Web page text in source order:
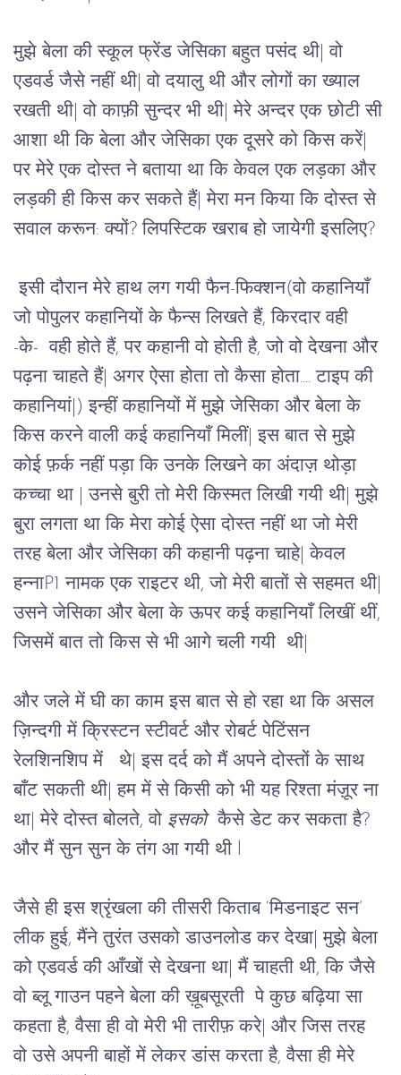
मुझे बेला की स्कूल फ्रेंड जेसिका बहुत पसंद थी| वो
एडवर्ड जैसे नहीं थी| वो दयालु थी और लोगों का ख्याल
रखती थी| वो काफ़ी सुन्दर भी थी| मेरे अन्दर एक छोटी सी
आशा थी कि बेला और जेसिका एक दूसरे को किस करें|
पर मेरे एक दोस्त ने बताया था कि केवल एक लड़का और
लड़की ही किस कर सकते हैं| मेरा मन किया कि दोस्त से
सवाल करून: क्यों? लिपस्टिक खराब हो जायेगी इसलिए?
इसी दौरान मेरे हाथ लग गयी फैन-फिक्शन(वो कहानियाँ
जो पोपुलर कहानियों के फैन्स लिखते हैं, किरदार वही
-के-  वही होते हैं, पर कहानी वो होती है, जो वो देखना और
पढ़ना चाहते हैं| अगर ऐसा होता तो कैसा होता.... टाइप की
कहानियां|) इन्हीं कहानियों में मुझे जेसिका और बेला के
किस करने वाली कई कहानियाँ मिलीं| इस बात से मुझे
कोई फ़र्क नहीं पड़ा कि उनके लिखने का अंदाज़ थोड़ा
कच्चा था | उनसे बुरी तो मेरी किस्मत लिखी गयी थी| मुझे
बुरा लगता था कि मेरा कोई ऐसा दोस्त नहीं था जो मेरी
तरह बेला और जेसिका की कहानी पढ़ना चाहे| केवल
हन्नाP1 नामक एक राइटर थी, जो मेरी बातों से सहमत थी|
उसने जेसिका और बेला के ऊपर कई कहानियाँ लिखीं थीं,
जिसमें बात तो किस से भी आगे चली गयी  थी|
और जले में घी का काम इस बात से हो रहा था कि असल
ज़िन्दगी में क्रिस्टन स्टीवर्ट और रोबर्ट पेटिंसन
रेलशिनशिप में   थे| इस दर्द को मैं अपने दोस्तों के साथ
बाँट सकती थी| हम में से किसी को भी यह रिश्ता मंज़ूर ना
था| मेरे दोस्त बोलते, वो इसको कैसे डेट कर सकता है?
और मैं सुन सुन के तंग आ गयी थी l
जैसे ही इस श्रृंखला की तीसरी किताब ‘मिडनाइट सन’
लीक हुई, मैंने तुरंत उसको डाउनलोड कर देखा| मुझे बेला
को एडवर्ड की आँखों से देखना था| मैं चाहती थी, कि जैसे
वो ब्लू गाउन पहने बेला की ख़ूबसूरती  पे कुछ बढ़िया सा
कहता है, वैसा ही वो मेरी भी तारीफ़ करे| और जिस तरह
वो उसे अपनी बाहों में लेकर डांस करता है, वैसा ही मेरे